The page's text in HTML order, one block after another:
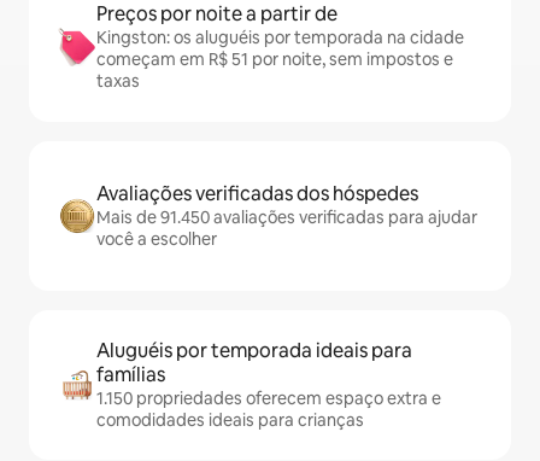
Preços por noite a partir de
Kingston: os aluguéis por temporada na cidade
começam em R$ 51 por noite, sem impostos e
taxas
Avaliações verificadas dos hóspedes
Mais de 91.450 avaliações verificadas para ajudar
você a escolher
Aluguéis por temporada ideais para
famílias
1.150 propriedades oferecem espaço extra e
comodidades ideais para crianças